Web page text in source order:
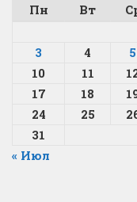
Пн
Вт
3
4 5
10
11
17
18
24
25
31
« Июл